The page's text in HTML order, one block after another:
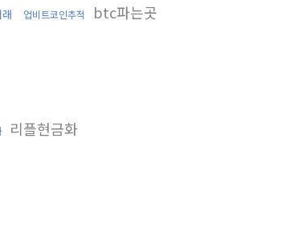
업비트코인추적 btc파는곳
리플현금화